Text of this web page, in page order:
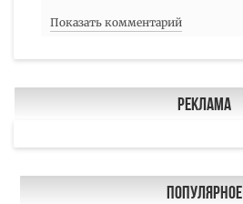
Показать комментарий
Реклама
Популярное